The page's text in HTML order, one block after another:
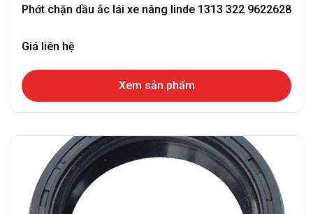
Phớt chặn dầu ắc lái xe nâng linde 1313 322 9622628
Giá liên hệ
Xem sản phẩm